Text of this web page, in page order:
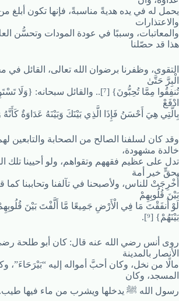
يحمل له في يده هديةً مناسبةً، فإنها تكون أبلغ
والاعتذارات
والمعاتبات، وسببًا في عودة المودات وتحسُّن
هذا قد حصّلنا
التقوى، وظفرنا برضوان الله تعالى، القائل في
الْبِرَّ حَتَّىٰ
تُنفِقُوا مِمَّا تُحِبُّونَ} [⁷].. والقائل
ادْفَعْ
بِالَّتِي هِيَ أَحْسَنُ فَإِذَا الَّذِي بَيْنَكَ وَبَيْنَهُ عَدَاوَةٌ كَأَنَّهُ
وقد كان لسلفنا الصالح من الصحابة والتابعين
خالدة مشهودة،
تدل على عظيم فقههم وتقواهم، ولو أحيينا تلك
بحقٍّ خير أمة
أُخْرِجَتْ للناس، ولأصبحنا في تآلفنا وتحاببنا كما
بَيْنَ قُلُوبِهِمْ
لَوْ أَنفَقْتَ مَا فِي الْأَرْضِ جَمِيعًا مَّا أَلَّفْتَ بَيْنَ
بَيْنَهُمْ} [⁹].
روى أنس رضي الله عنه قال: كان أبو طلحة رضي
الأنصار بالمدينة
مالًا من نخل، وكان أحبَّ أمواله إليه “بَيْرَحَاءَ”،
المسجد، وكان
رسول الله ﷺ يدخلها ويشرب من ماء فيها